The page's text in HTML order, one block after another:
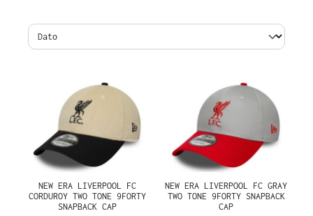
NEW ERA LIVERPOOL FC
CORDUROY TWO TONE 9FORTY
SNAPBACK CAP
NEW ERA LIVERPOOL FC GRAY
TWO TONE 9FORTY SNAPBACK
CAP